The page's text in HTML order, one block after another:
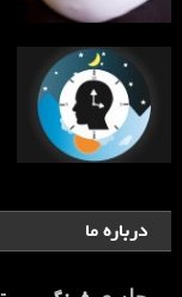
درباره ما